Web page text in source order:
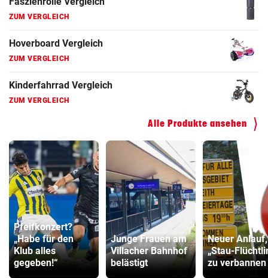
ZUM VERGLEICH
Hoverboard Vergleich
ZUM VERGLEICH
Kinderfahrrad Vergleich
ZUM VERGLEICH
Alle Produkte ansehen
Pfeifkonzert?
„Habe für den
Klub alles
gegeben!“
Junge Frauen am
Villacher Bahnhof
belästigt
Neuer
„Stau-
zu verbannen